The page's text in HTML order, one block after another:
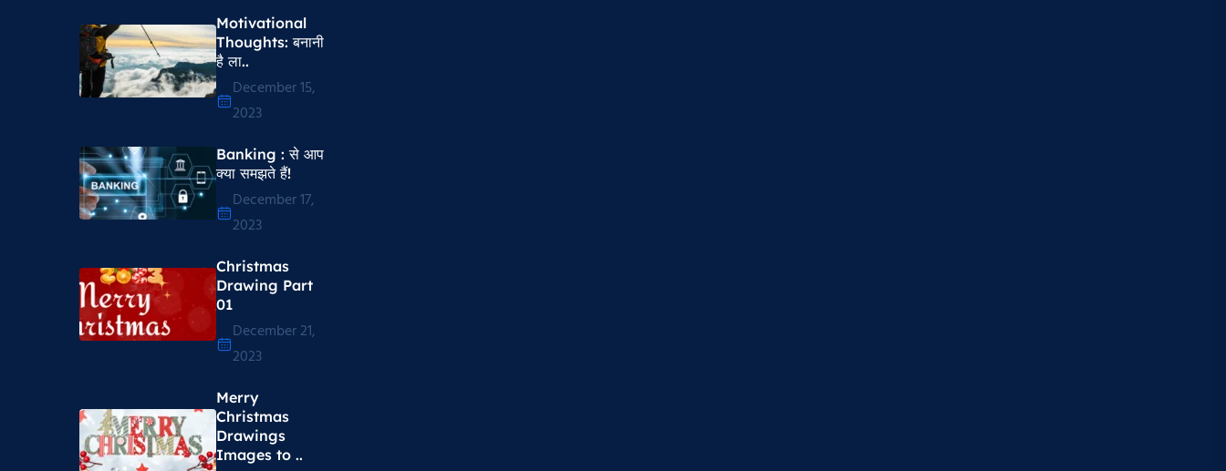
Motivational
Thoughts​: बनानी
है ला..
December 15,
2023
Banking : से आप
क्या समझते हैं!
December 17,
2023
Christmas
Drawing Part
01
December 21,
2023
Merry
Christmas
Drawings
Images to ..